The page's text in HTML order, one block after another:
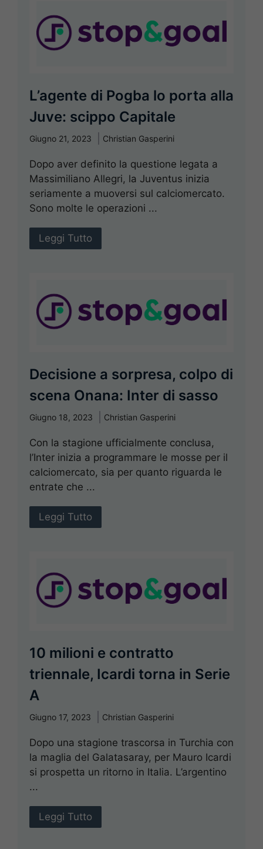
L’agente di Pogba lo porta alla
Juve: scippo Capitale
Giugno 21, 2023 Christian Gasperini
Dopo aver definito la questione legata a
Massimiliano Allegri, la Juventus inizia
seriamente a muoversi sul calciomercato.
Sono molte le operazioni ...
Leggi Tutto
Decisione a sorpresa, colpo di
scena Onana: Inter di sasso
Giugno 18, 2023 Christian Gasperini
Con la stagione ufficialmente conclusa,
l’Inter inizia a programmare le mosse per il
calciomercato, sia per quanto riguarda le
entrate che ...
Leggi Tutto
10 milioni e contratto
triennale, Icardi torna in Serie
A
Giugno 17, 2023 Christian Gasperini
Dopo una stagione trascorsa in Turchia con
la maglia del Galatasaray, per Mauro Icardi
si prospetta un ritorno in Italia. L’argentino
...
Leggi Tutto